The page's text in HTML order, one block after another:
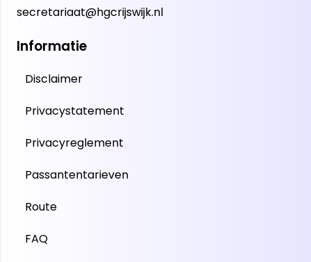
secretariaat@hgcrijswijk.nl
Informatie
Disclaimer
Privacystatement
Privacyreglement
Passantentarieven
Route
FAQ